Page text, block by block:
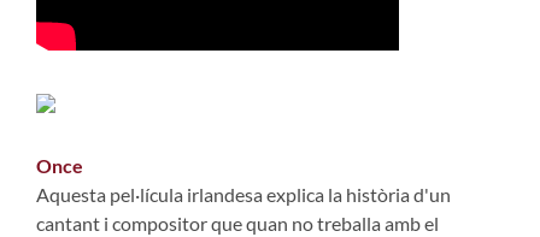
Once
Aquesta pel·lícula irlandesa explica la història d'un
cantant i compositor que quan no treballa amb el